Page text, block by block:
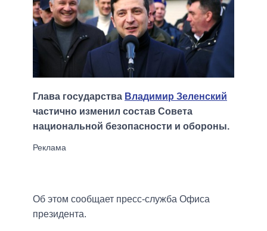
Глава государства Владимир Зеленский
частично изменил состав Совета
национальной безопасности и обороны.
Об этом сообщает пресс-служба Офиса
президента.